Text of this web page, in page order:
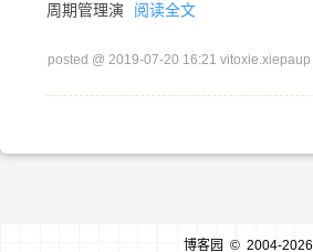
周期管理演
阅读全文
posted @ 2019-07-20 16:21 vitoxie.xiepaup
博客园 © 2004-2026